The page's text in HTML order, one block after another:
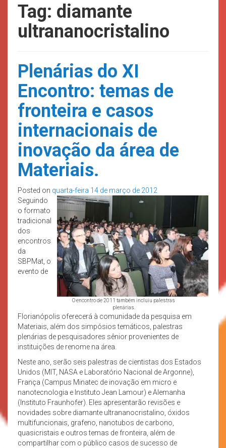
Tag: diamante
ultrananocristalino
Plenárias do XI
Encontro: temas de
fronteira e casos
internacionais de
inovação da área de
Materiais.
Posted on quarta-feira 14 de março de 2012
O encontro de 2011 também incluiu palestras
plenárias.
Seguindo
o formato
tradicional
dos
encontros
da
SBPMat, o
evento de
Florianópolis oferecerá à comunidade da pesquisa em
Materiais, além dos simpósios temáticos, palestras
plenárias de pesquisadores sênior provenientes de
instituições de renome na área.
Neste ano, serão seis palestras de cientistas dos Estados
Unidos (MIT, NASA e Laboratório Nacional de Argonne),
França (Campus Minatec de inovação em micro e
nanotecnologia e Instituto Jean Lamour) e Alemanha
(Instituto Fraunhofer). Eles apresentarão revisões e
novidades sobre diamante ultrananocristalino, óxidos
multifuncionais, grafeno, nanotubos de carbono,
quasicristais e outros temas de fronteira, além de
compartilhar com o público casos de sucesso de